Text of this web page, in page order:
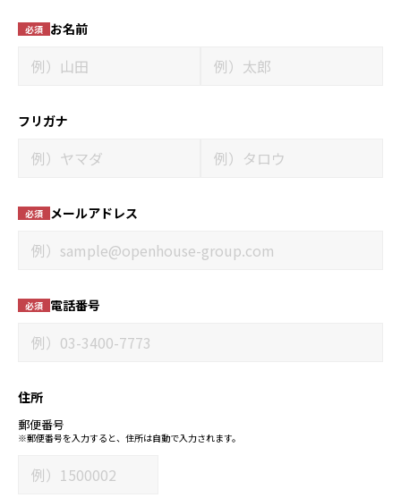
必須 お名前
フリガナ
必須 メールアドレス
必須 電話番号
住所
郵便番号
※郵便番号を入力すると、住所は自動で入力されます。